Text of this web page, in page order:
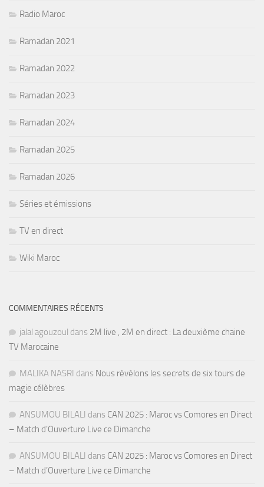
Radio Maroc
Ramadan 2021
Ramadan 2022
Ramadan 2023
Ramadan 2024
Ramadan 2025
Ramadan 2026
Séries et émissions
TV en direct
Wiki Maroc
COMMENTAIRES RÉCENTS
jalal agouzoul dans 2M live , 2M en direct : La deuxième chaine
TV Marocaine
MALIKA NASRI dans Nous révélons les secrets de six tours de
magie célèbres
ANSUMOU BILALI dans CAN 2025 : Maroc vs Comores en Direct
– Match d’Ouverture Live ce Dimanche
ANSUMOU BILALI dans CAN 2025 : Maroc vs Comores en Direct
– Match d’Ouverture Live ce Dimanche